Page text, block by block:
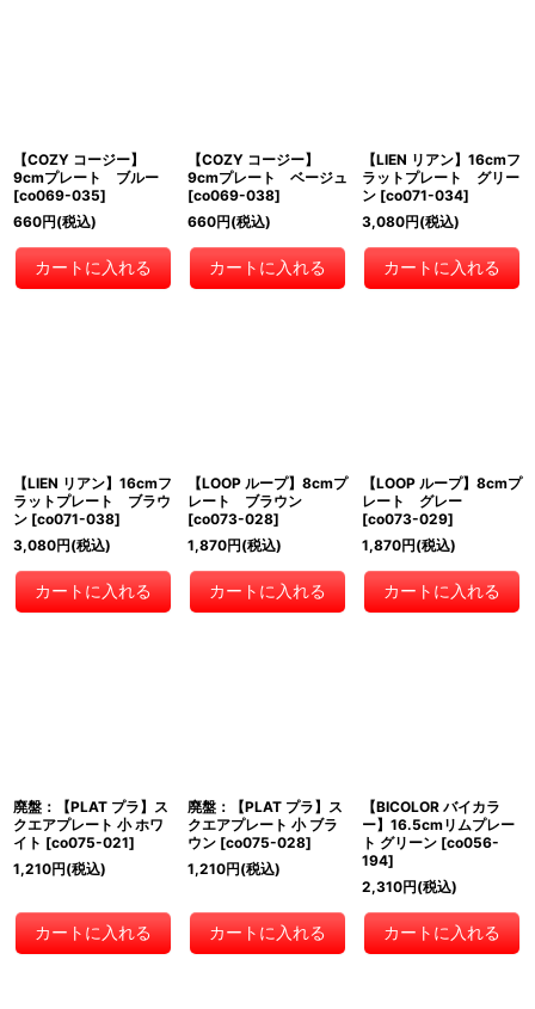
【COZY コージー】
9cmプレート ブルー
[co069-035]
660円(税込)
カートに入れる
【COZY コージー】
9cmプレート ベージュ
[co069-038]
660円(税込)
カートに入れる
【LIEN リアン】16cmフ
ラットプレート グリー
ン [co071-034]
3,080円(税込)
カートに入れる
【LIEN リアン】16cmフ
ラットプレート ブラウ
ン [co071-038]
3,080円(税込)
カートに入れる
【LOOP ループ】8cmプ
レート ブラウン
[co073-028]
1,870円(税込)
カートに入れる
【LOOP ループ】8cmプ
レート グレー
[co073-029]
1,870円(税込)
カートに入れる
廃盤：【PLAT プラ】ス
クエアプレート 小 ホワ
イト [co075-021]
1,210円(税込)
カートに入れる
廃盤：【PLAT プラ】ス
クエアプレート 小 ブラ
ウン [co075-028]
1,210円(税込)
カートに入れる
【BICOLOR バイカラ
ー】16.5cmリムプレー
ト グリーン [co056-
194]
2,310円(税込)
カートに入れる